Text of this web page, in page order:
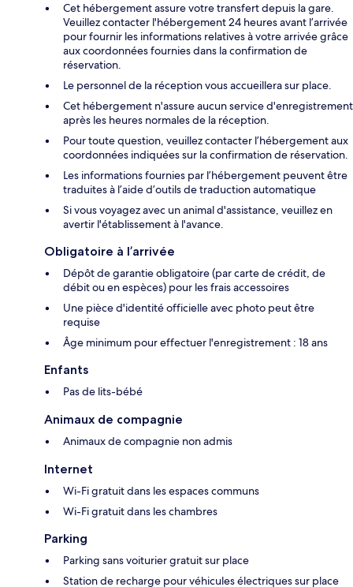
Cet hébergement assure votre transfert depuis la gare.
Veuillez contacter l'hébergement 24 heures avant l’arrivée
pour fournir les informations relatives à votre arrivée grâce
aux coordonnées fournies dans la confirmation de
réservation.
Le personnel de la réception vous accueillera sur place.
Cet hébergement n'assure aucun service d'enregistrement
après les heures normales de la réception.
Pour toute question, veuillez contacter l’hébergement aux
coordonnées indiquées sur la confirmation de réservation.
Les informations fournies par l’hébergement peuvent être
traduites à l’aide d’outils de traduction automatique
Si vous voyagez avec un animal d'assistance, veuillez en
avertir l'établissement à l'avance.
Obligatoire à l’arrivée
Dépôt de garantie obligatoire (par carte de crédit, de
débit ou en espèces) pour les frais accessoires
Une pièce d'identité officielle avec photo peut être
requise
Âge minimum pour effectuer l'enregistrement : 18 ans
Enfants
Pas de lits-bébé
Animaux de compagnie
Animaux de compagnie non admis
Internet
Wi-Fi gratuit dans les espaces communs
Wi-Fi gratuit dans les chambres
Parking
Parking sans voiturier gratuit sur place
Station de recharge pour véhicules électriques sur place